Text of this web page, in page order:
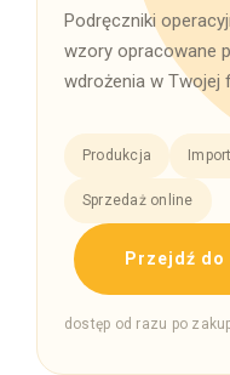
Podręczniki
wzory opracowane
wdrożenia w Twojej
Produkcja Import
Sprzedaż online
Przejdź
dostęp od razu po